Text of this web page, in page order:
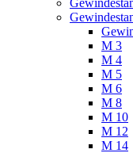
M 3
M 4
M 5
M 6
M 8
M 10
M 12
M 14